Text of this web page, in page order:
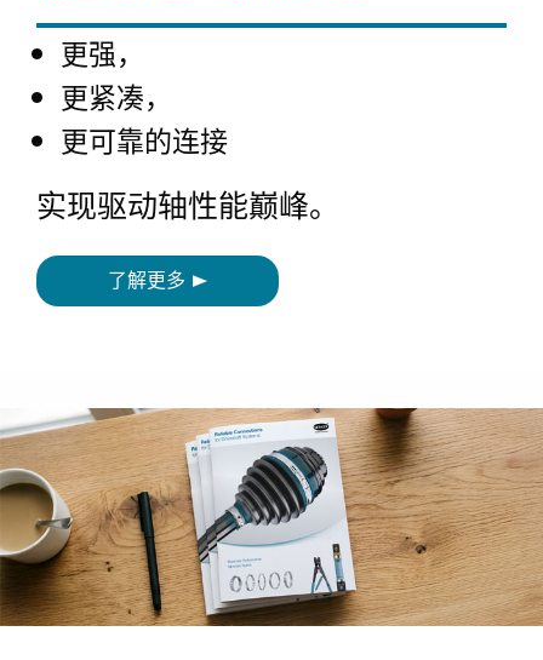
更强，
更紧凑，
更可靠的连接
实现驱动轴性能巅峰。
了解更多